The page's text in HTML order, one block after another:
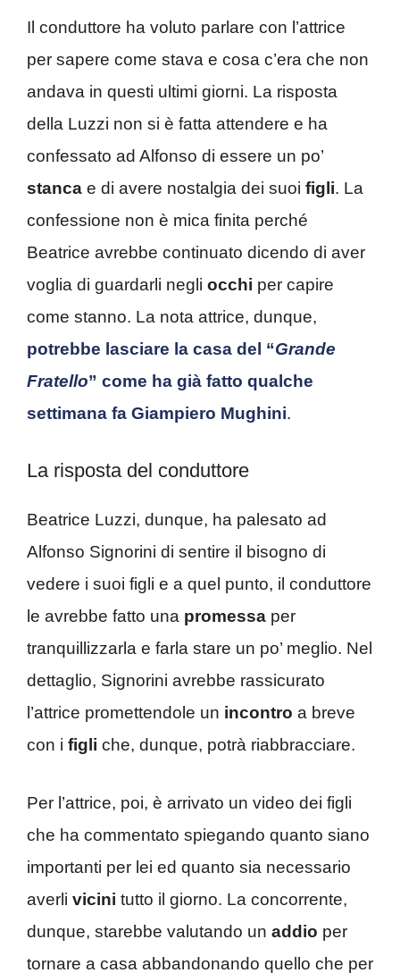
Il conduttore ha voluto parlare con l’attrice
per sapere come stava e cosa c’era che non
andava in questi ultimi giorni. La risposta
della Luzzi non si è fatta attendere e ha
confessato ad Alfonso di essere un po’
stanca e di avere nostalgia dei suoi figli. La
confessione non è mica finita perché
Beatrice avrebbe continuato dicendo di aver
voglia di guardarli negli occhi per capire
come stanno. La nota attrice, dunque,
potrebbe lasciare la casa del “Grande
Fratello” come ha già fatto qualche
settimana fa Giampiero Mughini.
La risposta del conduttore
Beatrice Luzzi, dunque, ha palesato ad
Alfonso Signorini di sentire il bisogno di
vedere i suoi figli e a quel punto, il conduttore
le avrebbe fatto una promessa per
tranquillizzarla e farla stare un po’ meglio. Nel
dettaglio, Signorini avrebbe rassicurato
l’attrice promettendole un incontro a breve
con i figli che, dunque, potrà riabbracciare.
Per l’attrice, poi, è arrivato un video dei figli
che ha commentato spiegando quanto siano
importanti per lei ed quanto sia necessario
averli vicini tutto il giorno. La concorrente,
dunque, starebbe valutando un addio per
tornare a casa abbandonando quello che per